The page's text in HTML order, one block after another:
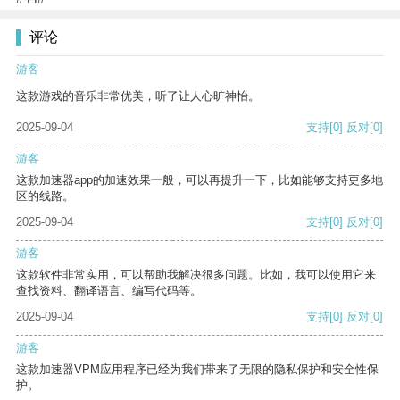
评论
游客
这款游戏的音乐非常优美，听了让人心旷神怡。
2025-09-04 支持[0] 反对[0]
游客
这款加速器app的加速效果一般，可以再提升一下，比如能够支持更多地
区的线路。
2025-09-04
支持[0] 反对[0]
游客
这款软件非常实用，可以帮助我解决很多问题。比如，我可以使用它来
查找资料、翻译语言、编写代码等。
2025-09-04
支持[0] 反对[0]
游客
这款加速器VPM应用程序已经为我们带来了无限的隐私保护和安全性保
护。